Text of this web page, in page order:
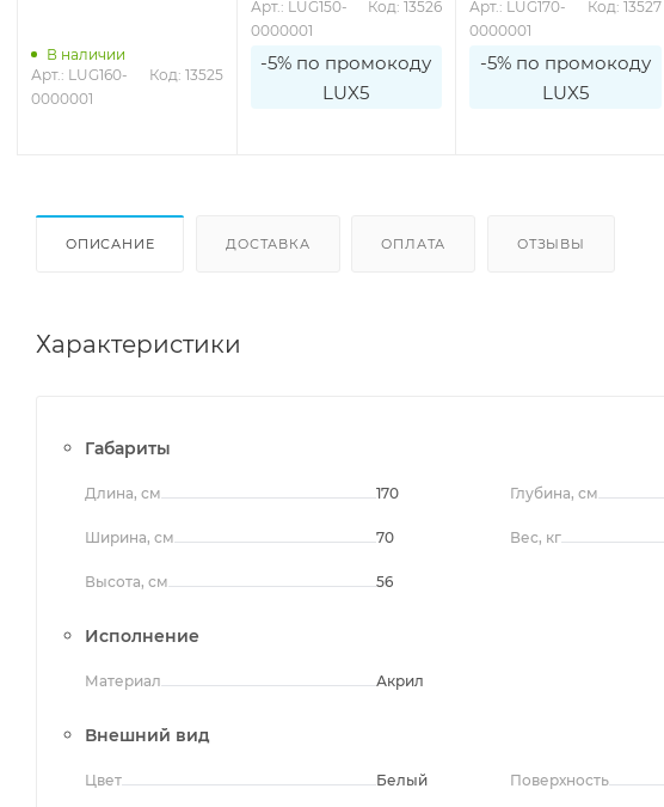
В наличии
Арт.: LUG160-
0000001
Код: 13525
Арт.: LUG150-
0000001
Код: 13526
-5% по промокоду
LUX5
Арт.: LUG170-
0000001
Код: 13527
-5% по промокоду
LUX5
ОПИСАНИЕ ДОСТАВКА ОПЛАТА ОТЗЫВЫ
Характеристики
Габариты
Длина, см 170
Ширина, см 70
Высота, см 56
Глубина, см
Вес, кг
Исполнение
Материал Акрил
Внешний вид
Цвет Белый Поверхность